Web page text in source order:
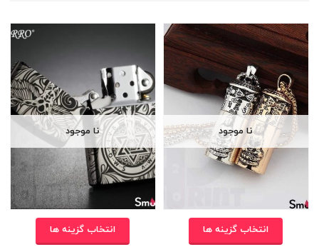
نا موجود
انتخاب گزینه ها
نا موجود
انتخاب گزینه ها